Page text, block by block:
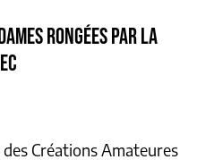
RONGÉES PAR LA
Créations Amateures